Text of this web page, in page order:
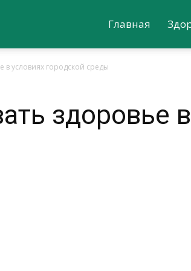
Главная
в условиях городской среды
здоровье